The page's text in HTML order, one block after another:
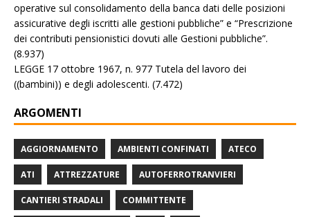
operative sul consolidamento della banca dati delle posizioni
assicurative degli iscritti alle gestioni pubbliche” e “Prescrizione
dei contributi pensionistici dovuti alle Gestioni pubbliche”.
(8.937)
LEGGE 17 ottobre 1967, n. 977 Tutela del lavoro dei
((bambini)) e degli adolescenti. (7.472)
ARGOMENTI
AGGIORNAMENTO AMBIENTI CONFINATI ATECO
ATI ATTREZZATURE AUTOFERROTRANVIERI
CANTIERI STRADALI COMMITTENTE